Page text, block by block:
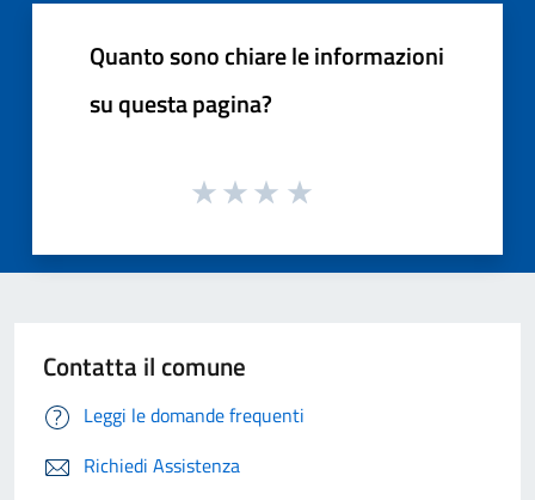
Quanto sono chiare le informazioni
su questa pagina?
Contatta il comune
Leggi le domande frequenti
Richiedi Assistenza